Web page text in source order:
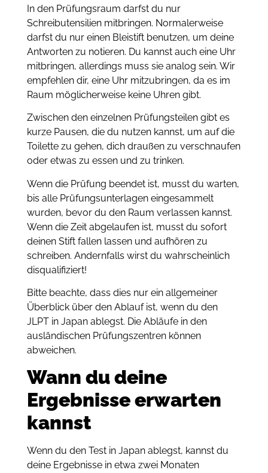
In den Prüfungsraum darfst du nur
Schreibutensilien mitbringen. Normalerweise
darfst du nur einen Bleistift benutzen, um deine
Antworten zu notieren. Du kannst auch eine Uhr
mitbringen, allerdings muss sie analog sein. Wir
empfehlen dir, eine Uhr mitzubringen, da es im
Raum möglicherweise keine Uhren gibt.
Zwischen den einzelnen Prüfungsteilen gibt es
kurze Pausen, die du nutzen kannst, um auf die
Toilette zu gehen, dich draußen zu verschnaufen
oder etwas zu essen und zu trinken.
Wenn die Prüfung beendet ist, musst du warten,
bis alle Prüfungsunterlagen eingesammelt
wurden, bevor du den Raum verlassen kannst.
Wenn die Zeit abgelaufen ist, musst du sofort
deinen Stift fallen lassen und aufhören zu
schreiben. Andernfalls wirst du wahrscheinlich
disqualifiziert!
Bitte beachte, dass dies nur ein allgemeiner
Überblick über den Ablauf ist, wenn du den
JLPT in Japan ablegst. Die Abläufe in den
ausländischen Prüfungszentren können
abweichen.
Wann du deine
Ergebnisse erwarten
kannst
Wenn du den Test in Japan ablegst, kannst du
deine Ergebnisse in etwa zwei Monaten